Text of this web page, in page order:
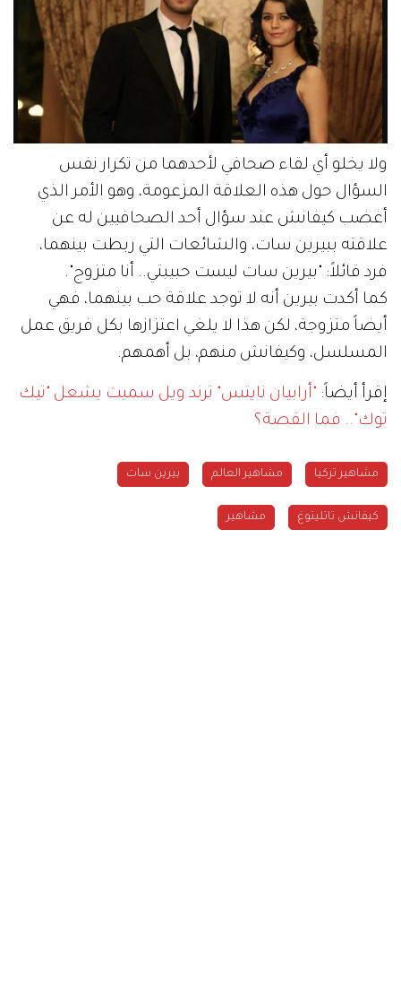
ولا يخلو أي لقاء صحافي لأحدهما من تكرار نفس
السؤال حول هذه العلاقة المزعومة، وهو الأمر الذي
أغضب كيفانش عند سؤال أحد الصحافيين له عن
علاقته ببيرين سات، والشائعات التي ربطت بينهما،
فرد قائلاً: "بيرين سات ليست حبيبتي.. أنا متزوج".
كما أكدت بيرين أنه لا توجد علاقة حب بينهما، فهي
أيضاً متزوجة، لكن هذا لا يلغي اعتزازها بكل فريق عمل
المسلسل، وكيفانش منهم، بل أهمهم.
إقرأ أيضاً:
"أرابيان نايتس" ترند ويل سميث يشعل "تيك
توك".. فما القصة؟
مشاهير تركيا مشاهير العالم بيرين سات
كيفانش تاتليتوغ مشاهير